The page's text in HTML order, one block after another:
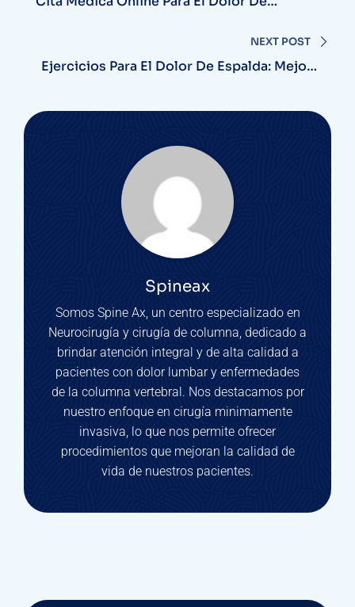
NEXT POST
Ejercicios Para El Dolor De Espalda: Mejora
Spineax
Somos Spine Ax, un centro especializado en
Neurocirugía y cirugía de columna, dedicado a
brindar atención integral y de alta calidad a
pacientes con dolor lumbar y enfermedades
de la columna vertebral. Nos destacamos por
nuestro enfoque en cirugía minimamente
invasiva, lo que nos permite ofrecer
procedimientos que mejoran la calidad de
vida de nuestros pacientes.